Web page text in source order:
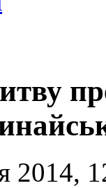
2014,